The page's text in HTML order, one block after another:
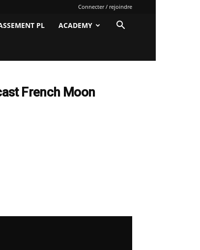
Connecter / rejoindre
PL ACADEMY
French Moon